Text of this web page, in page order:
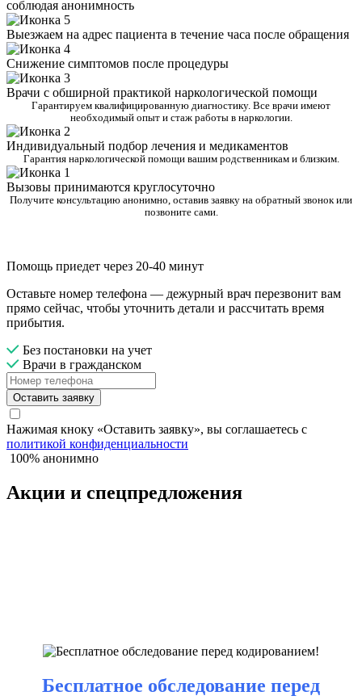
соблюдая анонимность
Выезжаем на адрес пациента в течение часа после обращения
Снижение симптомов после процедуры
Врачи с обширной практикой наркологической помощи
Гарантируем квалифицированную диагностику. Все врачи имеют
необходимый опыт и стаж работы в наркологии.
Индивидуальный подбор лечения и медикаментов
Гарантия наркологической помощи вашим родственникам и близким.
Вызовы принимаются круглосуточно
Получите консультацию анонимно, оставив заявку на обратный звонок или
позвоните сами.
Помощь приедет через 20-40 минут
Оставьте номер телефона — дежурный врач перезвонит вам
прямо сейчас, чтобы уточнить детали и рассчитать время
прибытия.
Без постановки на учет
Врачи в гражданском
Оставить заявку
Нажимая кноку «Оставить заявку», вы соглашаетесь с
политикой конфиденциальности
100% анонимно
Акции и спецпредложения
Бесплатное обследование перед